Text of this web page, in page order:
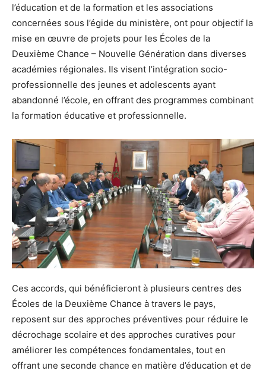
l’éducation et de la formation et les associations
concernées sous l’égide du ministère, ont pour objectif la
mise en œuvre de projets pour les Écoles de la
Deuxième Chance – Nouvelle Génération dans diverses
académies régionales. Ils visent l’intégration socio-
professionnelle des jeunes et adolescents ayant
abandonné l’école, en offrant des programmes combinant
la formation éducative et professionnelle.
Ces accords, qui bénéficieront à plusieurs centres des
Écoles de la Deuxième Chance à travers le pays,
reposent sur des approches préventives pour réduire le
décrochage scolaire et des approches curatives pour
améliorer les compétences fondamentales, tout en
offrant une seconde chance en matière d’éducation et de